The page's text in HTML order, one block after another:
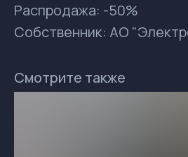
Распродажа: -50%
Собственник: АО
Смотрите также
Контакты
gsprom-
+7 (812) 655-08-08 доб.
+7 (952) 741-45-45